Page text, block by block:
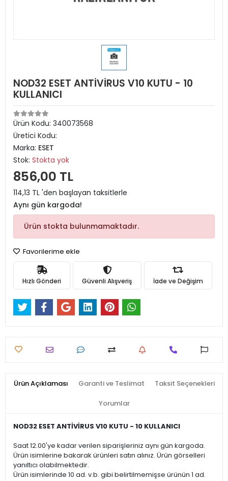
NOD32 ESET ANTİVİRUS V10 KUTU - 10
KULLANICI
Ürün Kodu: 340073568
Üretici Kodu:
Marka: ESET
Stok: Stokta yok
856,00 TL
114,13 TL 'den başlayan taksitlerle
Aynı gün kargoda!
Ürün stokta bulunmamaktadır.
Favorilerime ekle
Hızlı Gönderi Güvenli Alışveriş İade ve Değişim
Ürün Açıklaması Garanti ve Teslimat Taksit Seçenekleri
Yorumlar
NOD32 ESET ANTİVİRUS V10 KUTU - 10 KULLANICI
Saat 12.00'ye kadar verilen siparişleriniz aynı gün kargoda.
Ürün isimlerine bakarak ürünleri satın alınız. Ürün görselleri
yanıltıcı olabilmektedir.
Ürün isimlerinde 10 ad. v.b. gibi belirtilmemişse ürünün 1 ad.